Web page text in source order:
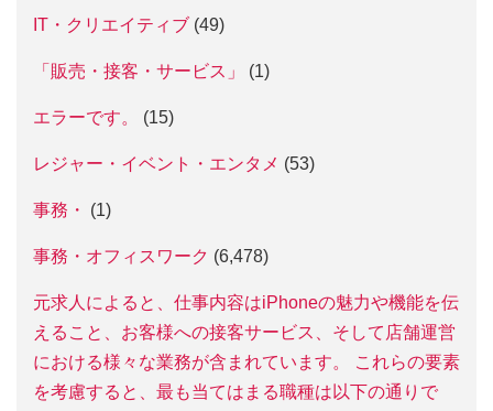
IT・クリエイティブ (49)
「販売・接客・サービス」 (1)
エラーです。 (15)
レジャー・イベント・エンタメ (53)
事務・ (1)
事務・オフィスワーク (6,478)
元求人によると、仕事内容はiPhoneの魅力や機能を伝
えること、お客様への接客サービス、そして店舗運営
における様々な業務が含まれています。 これらの要素
を考慮すると、最も当てはまる職種は以下の通りで